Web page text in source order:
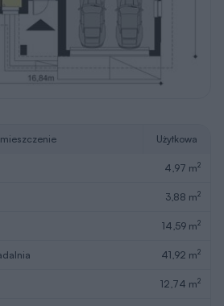
Użytkowa
4,97 m2
3,88 m2
14,59 m2
41,92 m2
12,74 m2